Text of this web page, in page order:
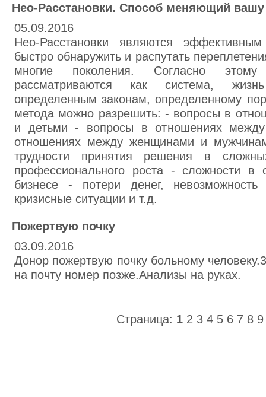
Нео-Расстановки. Способ меняющий
05.09.2016
Нео-Расстановки являются
быстро обнаружить и распутать
многие поколения. Согласно
рассматриваются как система,
определенным законам, определенному
метода можно разрешить: - вопросы в
и детьми - вопросы в отношениях
отношениях между женщинами и
трудности принятия решения в
профессионального роста - сложности
бизнесе - потери денег,
кризисные ситуации и т.д.
Пожертвую почку
03.09.2016
Донор пожертвую почку больному
на почту номер позже.Анализы на руках.
Страница: 1 2 3 4 5 6 7 8 9